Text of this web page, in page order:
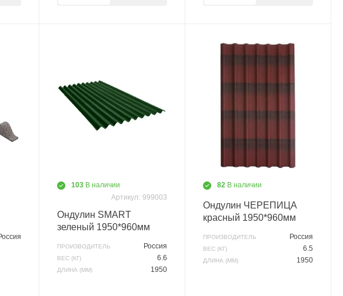
103 В наличии
Артикул: 999003
Ондулин SMART
зеленый 1950*960мм
ПРОИЗВОДИТЕЛЬ Россия
ВЕС (КГ) 6.6
ДЛИНА (ММ) 1950
82 В наличии
Ондулин ЧЕРЕПИЦА
красный 1950*960мм
ПРОИЗВОДИТЕЛЬ Россия
ВЕС (КГ) 6.5
ДЛИНА (ММ) 1950